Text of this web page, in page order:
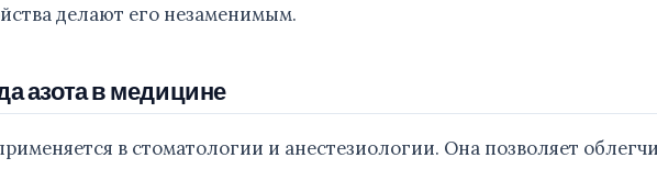
делают его незаменимым.
азота в медицине
в стоматологии и анестезиологии. Она позволяет